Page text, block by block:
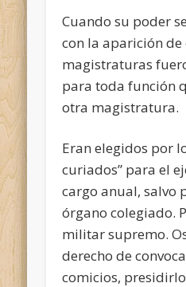
Cuando su poder
con la aparición de
magistraturas
para toda función
otra magistratura.
Eran elegidos por
curiados” para el
cargo anual, salvo
órgano colegiado.
militar supremo.
derecho de
comicios,